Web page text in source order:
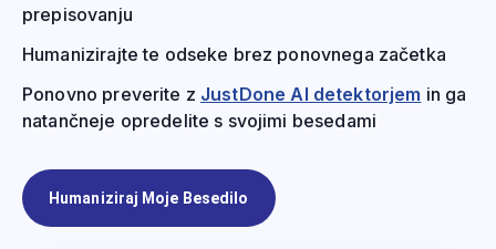
prepisovanju
Humanizirajte te odseke brez ponovnega začetka
Ponovno preverite z JustDone AI detektorjem in ga
natančneje opredelite s svojimi besedami
Humaniziraj Moje Besedilo